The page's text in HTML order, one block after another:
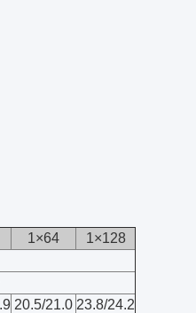
1×64
1×128
20.5/21.0 23.8/24.2